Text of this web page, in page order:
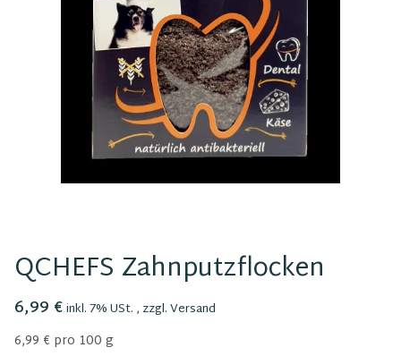
QCHEFS Zahnputzflocken
6,99 €inkl. 7% USt. , zzgl.Versand
6,99 € pro 100 g